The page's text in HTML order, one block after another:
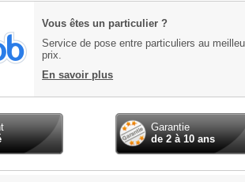
Vous êtes un particulier ?
Service de pose entre particuliers au
prix.
En savoir plus
Garantie
de 2 à 10 ans